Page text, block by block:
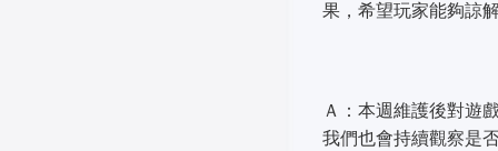
果，希望玩家能夠諒
Ａ：本週維護後對遊
我們也會持續觀察是